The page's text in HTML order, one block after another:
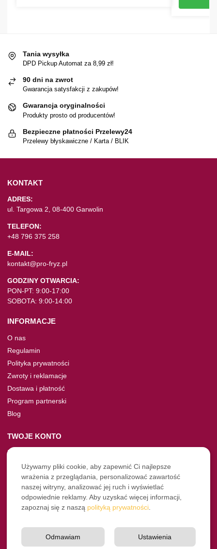
Tania wysyłka
DPD Pickup Automat za 8,99 zł!
90 dni na zwrot
Gwarancja satysfakcji z zakupów!
Gwarancja oryginalności
Produkty prosto od producentów!
Bezpieczne płatności Przelewy24
Przelewy błyskawiczne / Karta / BLIK
KONTAKT
ADRES:
ul. Targowa 2, 08-400 Garwolin
TELEFON:
+48 796 375 258
E-MAIL:
kontakt@pro-fryz.pl
GODZINY OTWARCIA:
PON-PT: 9:00-17:00
SOBOTA: 9:00-14:00
INFORMACJE
O nas
Regulamin
Polityka prywatności
Zwroty i reklamacje
Dostawa i płatność
Program partnerski
Blog
TWOJE KONTO
Moje konto
Nie pamiętasz hasła?
Twoje zamówienia
NASZE SOCIALE
Instagram
Używamy pliki cookie, aby zapewnić Ci najlepsze
wrażenia z przeglądania, personalizować zawartość
naszej witryny, analizować jej ruch i wyświetlać
odpowiednie reklamy. Aby uzyskać więcej informacji,
zapoznaj się z naszą polityką prywatności
Ustawienia
Odmawiam